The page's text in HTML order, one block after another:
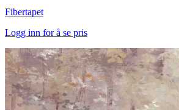
Fibertapet
Logg inn for å se pris